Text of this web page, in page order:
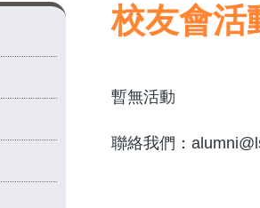
校友會活
暫無活動
聯絡我們：